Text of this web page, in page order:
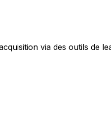
via des outils de